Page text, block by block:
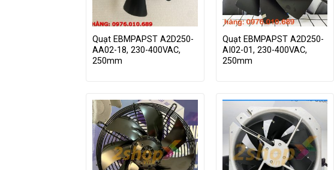
Quạt EBMPAPST A2D250-
AA02-18, 230-400VAC,
250mm
Quạt EBMPAPST A2D250-
AI02-01, 230-400VAC,
250mm